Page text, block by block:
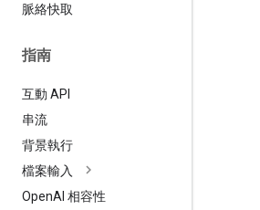
脈絡快取
指南
互動 API
串流
背景執行
檔案輸入
OpenAI 相容性